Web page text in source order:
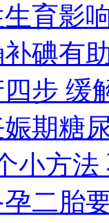
育影
碘有
步 缓
期糖
小方
二胎